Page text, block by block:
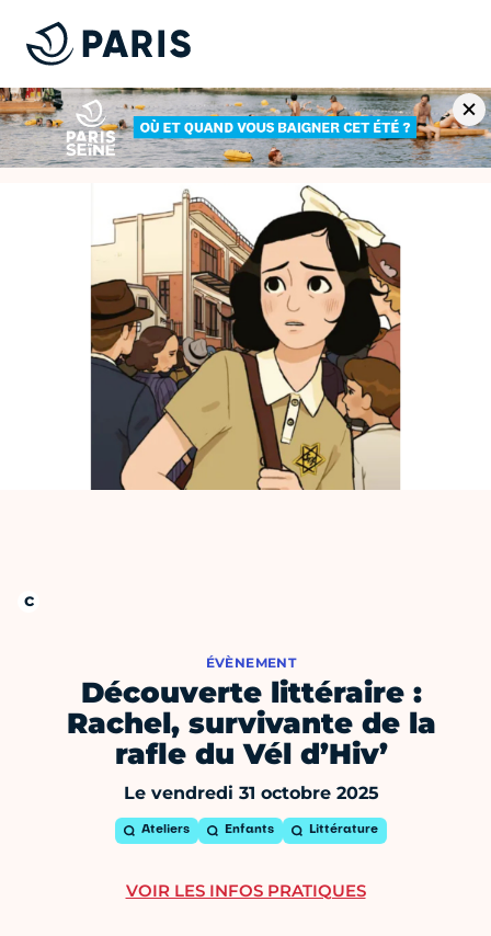
ÉVÈNEMENT
Découverte littéraire :
Rachel, survivante de la
rafle du Vél d’Hiv’
Le vendredi 31 octobre 2025
Ateliers Enfants Littérature
VOIR LES INFOS PRATIQUES